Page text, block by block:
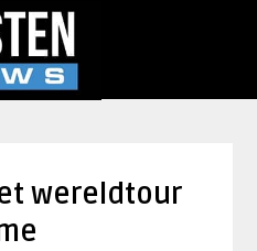
wereldtour